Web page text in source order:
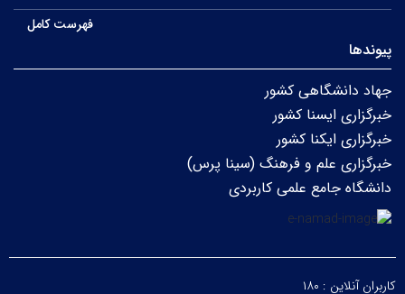
فهرست کامل
پیوندها
جهاد دانشگاهی کشور
خبرگزاری ایسنا کشور
خبرگزاری ایکنا کشور
خبرگزاری علم و فرهنگ (سینا پرس)
دانشگاه جامع علمی کاربردی
کاربران آنلاین : ۱۸۰